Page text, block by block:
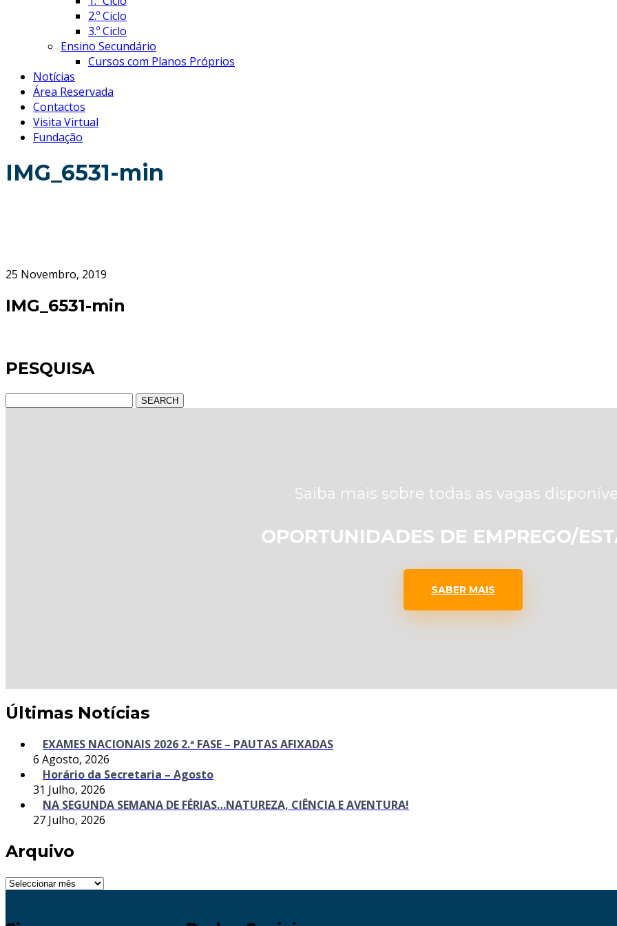
2.º Ciclo
3.º Ciclo
Ensino Secundário
Cursos com Planos Próprios
Notícias
Área Reservada
Contactos
Visita Virtual
Fundação
IMG_6531-min
25 Novembro, 2019
IMG_6531-min
PESQUISA
SEARCH
Saiba mais sobre todas as vagas
OPORTUNIDADES DE EMPREGO/
SABER MAIS
Últimas Notícias
EXAMES NACIONAIS 2026 2.ª FASE – PAUTAS AFIXADAS
6 Agosto, 2026
Horário da Secretaria – Agosto
31 Julho, 2026
NA SEGUNDA SEMANA DE FÉRIAS…NATUREZA, CIÊNCIA E AVENTURA!
27 Julho, 2026
Arquivo
Arquivo